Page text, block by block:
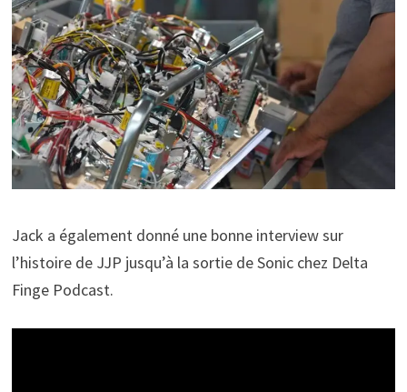
Jack a également donné une bonne interview sur
l’histoire de JJP jusqu’à la sortie de Sonic chez Delta
Finge Podcast.